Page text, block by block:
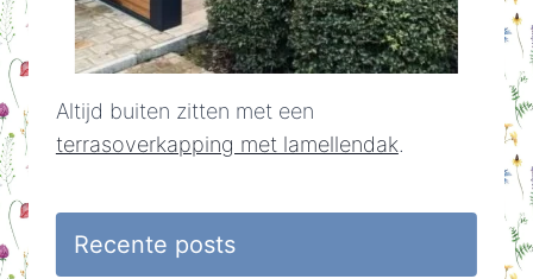
Altijd buiten zitten met een
terrasoverkapping met lamellendak.
Recente posts